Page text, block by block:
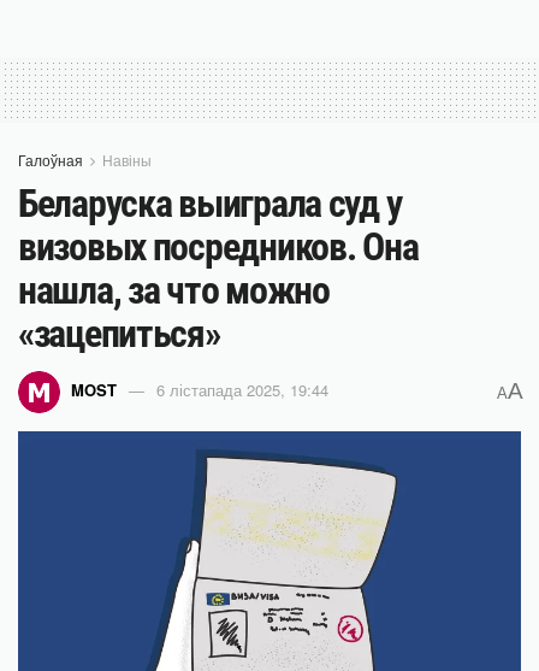
Галоўная Навіны
Беларуска выиграла суд у
визовых посредников. Она
нашла, за что можно
«зацепиться»
MOST 6 лістапада 2025, 19:44 AA